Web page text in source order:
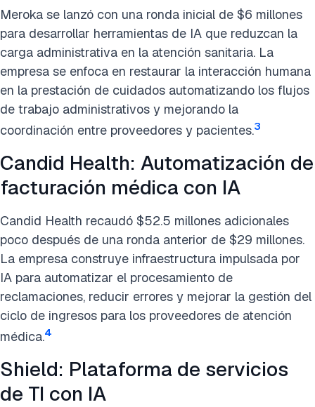
Meroka se lanzó con una ronda inicial de $6 millones
para desarrollar herramientas de IA que reduzcan la
carga administrativa en la atención sanitaria. La
empresa se enfoca en restaurar la interacción humana
en la prestación de cuidados automatizando los flujos
de trabajo administrativos y mejorando la
coordinación entre proveedores y pacientes.3
Candid Health: Automatización de
facturación médica con IA
Candid Health recaudó $52.5 millones adicionales
poco después de una ronda anterior de $29 millones.
La empresa construye infraestructura impulsada por
IA para automatizar el procesamiento de
reclamaciones, reducir errores y mejorar la gestión del
ciclo de ingresos para los proveedores de atención
médica.4
Shield: Plataforma de servicios
de TI con IA